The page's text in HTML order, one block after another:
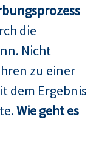
die
Nicht
zu einer
dem Ergebnis
Wie geht es